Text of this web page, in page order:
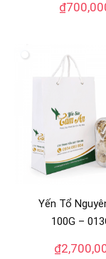
₫
Yến Tổ
100G –
₫